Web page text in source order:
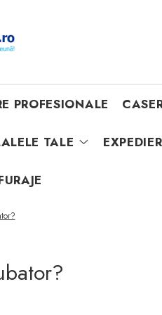
PROFESIONALE
TALE